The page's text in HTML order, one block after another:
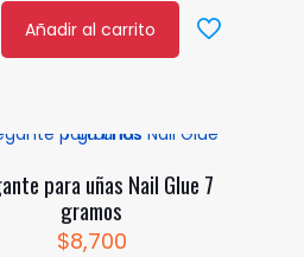
Añadir al carrito
para uñas Nail Glue 7
gramos
$8,700